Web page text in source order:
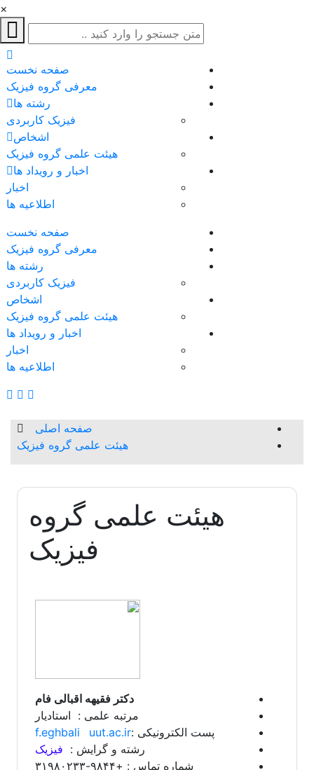
×
صفحه نخست
معرفی گروه فیزیک
رشته ها
فیزیک کاربردی
اشخاص
هیئت علمی گروه فیزیک
اخبار و رویداد ها
اخبار
اطلاعیه ها
صفحه نخست
معرفی گروه فیزیک
رشته ها
فیزیک کاربردی
اشخاص
هیئت علمی گروه فیزیک
اخبار و رویداد ها
اخبار
اطلاعیه ها
صفحه اصلی
هیئت علمی گروه فیزیک
هیئت علمی گروه
فیزیک
دکتر فقیهه اقبالی­ فام
مرتبه علمی : استادیار
پست الکترونیکی :
f.eghbali
uut.ac.ir
رشته و گرایش : فیزیک
شماره تماس : +۹۸۴۴-۳۱۹۸۰۲۳۳